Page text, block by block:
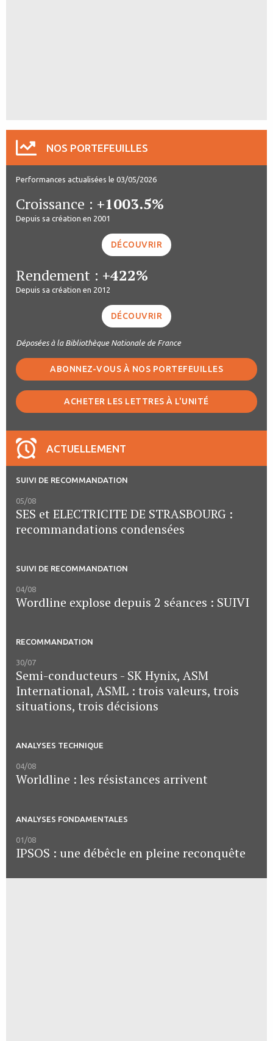
NOS PORTEFEUILLES
Performances actualisées le 03/05/2026
Croissance : +1003.5%
Depuis sa création en 2001
DÉCOUVRIR
Rendement : +422%
Depuis sa création en 2012
DÉCOUVRIR
Déposées à la Bibliothèque Nationale de France
ABONNEZ-VOUS À NOS PORTEFEUILLES
ACHETER LES LETTRES À L'UNITÉ
ACTUELLEMENT
SUIVI DE RECOMMANDATION
05/08
SES et ELECTRICITE DE STRASBOURG :
recommandations condensées
SUIVI DE RECOMMANDATION
04/08
Wordline explose depuis 2 séances : SUIVI
RECOMMANDATION
30/07
Semi-conducteurs - SK Hynix, ASM
International, ASML : trois valeurs, trois
situations, trois décisions
ANALYSES TECHNIQUE
04/08
Worldline : les résistances arrivent
ANALYSES FONDAMENTALES
01/08
IPSOS : une débêcle en pleine reconquête